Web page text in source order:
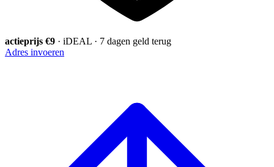
actieprijs €9 · iDEAL · 7 dagen geld terug
Adres invoeren